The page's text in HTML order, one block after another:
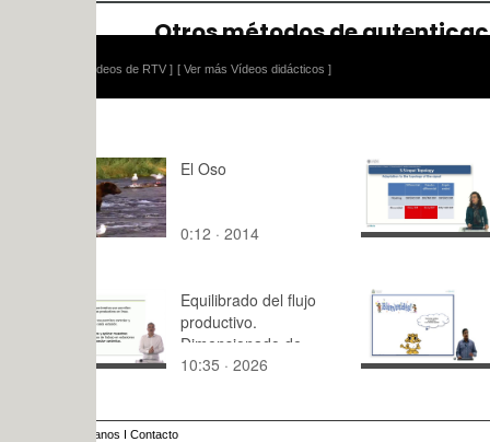
[ Ver más Vídeos didácticos ]
El Oso
0:12 · 2014
analog
systems
25:30 ·
Equilibrado del flujo
productivo.
Dimensionado de
buffers y recursos y
10:35 · 2026
Recientes
el Idioma
12:10 ·